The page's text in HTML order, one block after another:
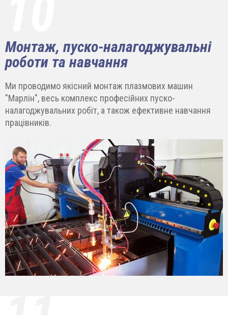
Монтаж, пуско-налагоджувальні
роботи та навчання
Ми проводимо якісний монтаж плазмових машин
"Марлін", весь комплекс професійних пуско-
налагоджувальних робіт, а також ефективне навчання
працівників.